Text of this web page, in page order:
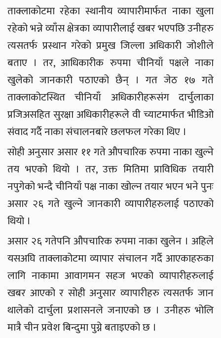
ताक्लाकोटमा रहेका स्थानीय व्यापारीमार्फत नाका खुला
रहेको भन्ने व्याँस क्षेत्रका व्यापारीलाई खबर भएपछि उनीहरु
त्यसतर्फ प्रस्थान गरेको प्रमुख जिल्ला अधिकारी जोशीले
बताए । तर, आधिकारीक रुपमा चीनियाँ पक्षले नाका
खुलेको जानकारी पठाएको छैन् । गत जेठ १७ गते
ताक्लाकोटस्थित चीनियाँ अधिकारीहरूसंग दार्चुलाका
प्रजिअसहित सुरक्षा अधिकारीहरूले वी च्याटमार्फत भीडिओ
संवाद गर्दै नाका संचालनबारे छलफल गरेका थिए ।
सोही अनुसार असार ११ गते औपचारिक रुपमा नाका खुल्ने
तय भएको थियो । तर, उक्त मितिमा प्राविधिक तयारी
नपुगेको भन्दै चीनियाँ पक्ष नाका खोल्न तयार भएन भने पुनः
असार २६ गते खुल्ने जानकारी व्यापारीहरुलाई पठाएको
थियो ।
असार २६ गतेपनि औपचारिक रुपमा नाका खुलेन । अहिले
यसअघि ताक्लाकोटमा व्यापार संचालन गर्दै आएकाहरुका
लागि नाकामा आवागमन सहज भएको व्यापारीहरुलाई
खबर आएको र सोही अनुसार व्यापारीहरु त्यसतर्फ जान
थालेको दार्चुला प्रशासनले जनाएको छ । उनीहरु भोलि
मात्रै चीन प्रवेश बिन्दुमा पुग्ने बताइएको छ ।